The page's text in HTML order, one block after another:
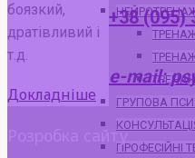
ГРУПОВА
ПРОФЕСІЙНІ
боязкий,
дратівливий і
т.д.
Докладніше Депресія
у
підлітків
+38 (095)
e-mail:
Розробка сайту